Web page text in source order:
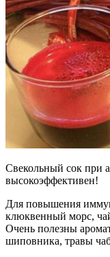
Свекольный сок при
высокоэффективен!
Для повышения
клюквенный морс,
Очень полезны
шиповника, травы